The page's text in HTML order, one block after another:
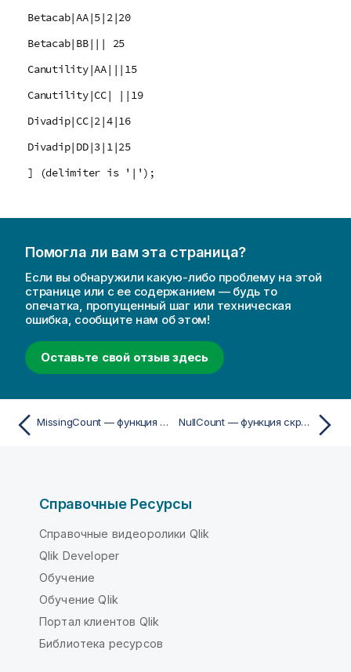
Betacab|AA|5|2|20
Betacab|BB||| 25
Canutility|AA|||15
Canutility|CC| ||19
Divadip|CC|2|4|16
Divadip|DD|3|1|25
] (delimiter is '|');
Помогла ли вам эта страница?
Если вы обнаружили какую-либо проблему на этой
странице или с ее содержанием — будь то
опечатка, пропущенный шаг или техническая
ошибка, сообщите нам об этом!
Оставьте свой отзыв здесь
MissingCount — функция скрипта NullCount — функция скрипта
Справочные Ресурсы
Справочные видеоролики Qlik
Qlik Developer
Обучение
Обучение Qlik
Портал клиентов Qlik
Библиотека ресурсов